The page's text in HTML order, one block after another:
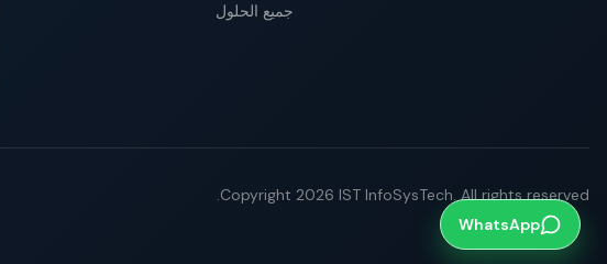
جميع الحلول
Copyright 2026 IST InfoSysTech.All rights reserved.
WhatsApp